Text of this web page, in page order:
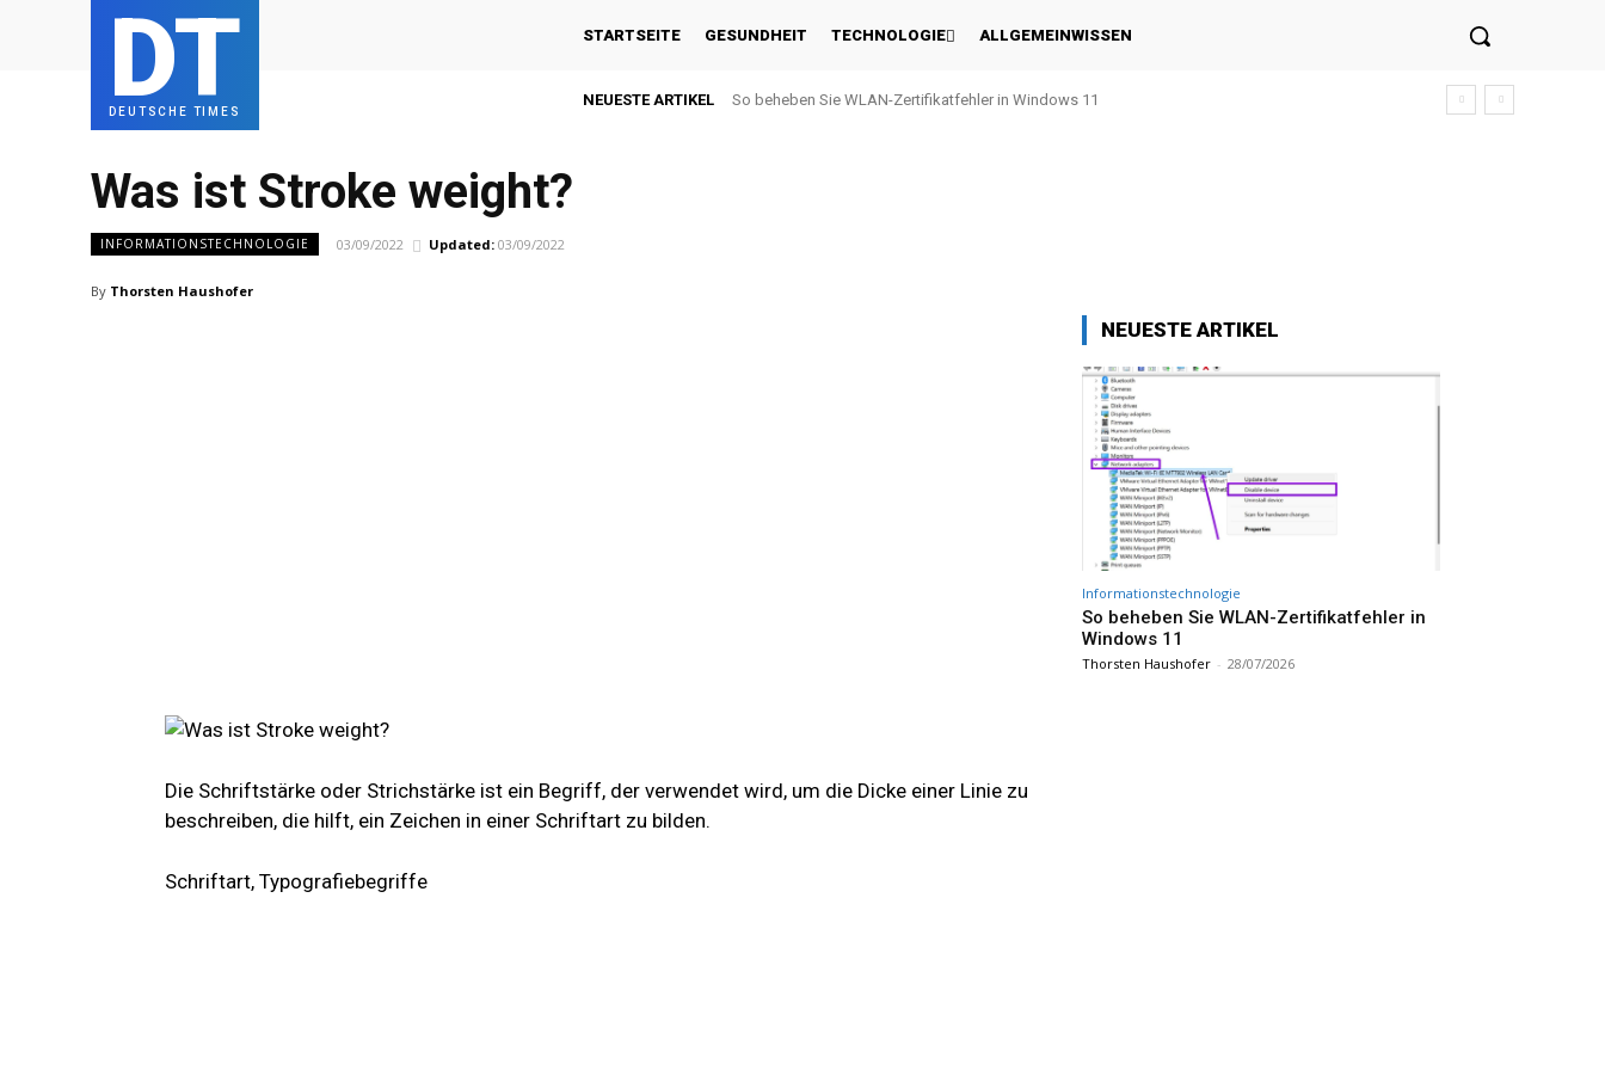
DT
DEUTSCHE TIMES
STARTSEITE GESUNDHEIT TECHNOLOGIE ALLGEMEINWISSEN
NEUESTE ARTIKEL So beheben Sie WLAN-Zertifikatfehler in Windows 11
Was ist Stroke weight?
INFORMATIONSTECHNOLOGIE 03/09/2022 Updated: 03/09/2022
By Thorsten Haushofer
Die Schriftstärke oder Strichstärke ist ein Begriff, der verwendet wird, um die Dicke einer Linie zu
beschreiben, die hilft, ein Zeichen in einer Schriftart zu bilden.
Schriftart, Typografiebegriffe
NEUESTE ARTIKEL
Informationstechnologie
So beheben Sie WLAN-Zertifikatfehler in
Windows 11
Thorsten Haushofer - 28/07/2026